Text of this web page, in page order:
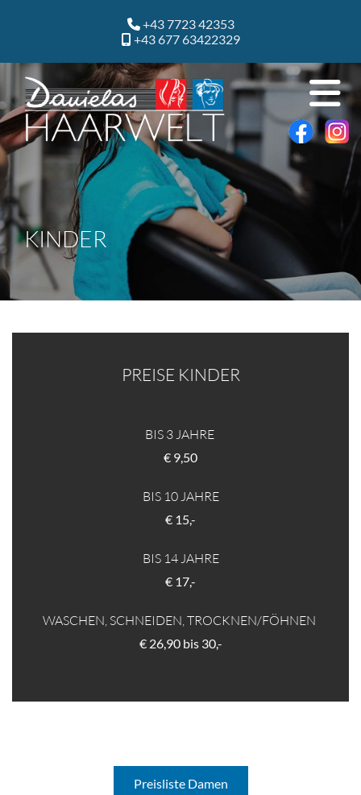
 +43 7723 42353
+43 677 63422329
KINDER
PREISE KINDER
BIS 3 JAHRE
€ 9,50
BIS 10 JAHRE
€ 15,-
BIS 14 JAHRE
€ 17,-
WASCHEN, SCHNEIDEN, TROCKNEN/FÖHNEN
€ 26,90 bis 30,-
Preisliste Damen